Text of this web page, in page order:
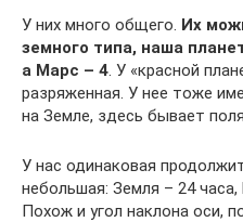
У них много общего. Их
земного типа, наша
а Марс – 4. У «красной
разряженная. У нее тоже
на Земле, здесь бывает
У нас одинаковая
небольшая: Земля – 24
Похож и угол наклона оси,